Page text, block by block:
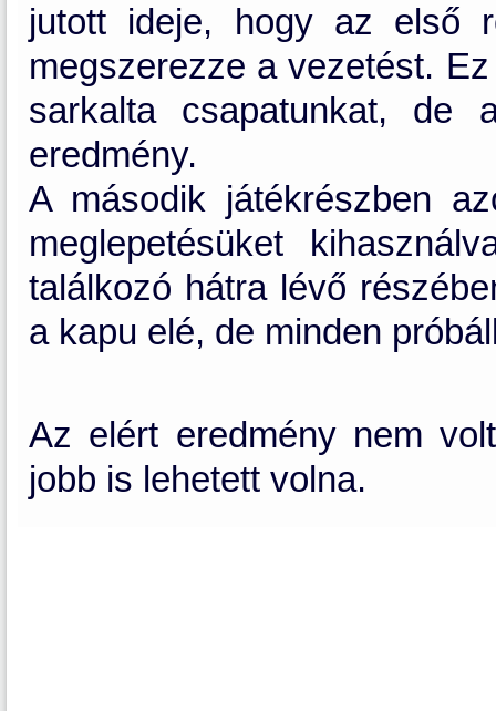
jutott ideje, hogy az első
megszerezze a vezetést.
sarkalta csapatunkat, de
eredmény.
A második játékrészben
meglepetésüket
találkozó hátra lévő
a kapu elé, de minden
Az elért eredmény nem
jobb is lehetett volna.